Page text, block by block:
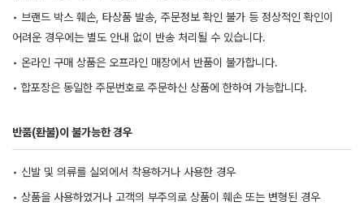
• 브랜드 박스 훼손, 타상품 발송, 주문정보 확인 불가 등 정상적인 확인이
어려운 경우에는 별도 안내 없이 반송 처리될 수 있습니다.
• 온라인 구매 상품은 오프라인 매장에서 반품이 불가합니다.
• 합포장은 동일한 주문번호로 주문하신 상품에 한하여 가능합니다.
반품(환불)이 불가능한 경우
• 신발 및 의류를 실외에서 착용하거나 사용한 경우
• 상품을 사용하였거나 고객의 부주의로 상품이 훼손 또는 변형된 경우